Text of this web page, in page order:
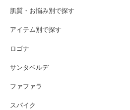
肌質・お悩み別で探す
アイテム別で探す
ロゴナ
サンタベルデ
ファファラ
スパイク